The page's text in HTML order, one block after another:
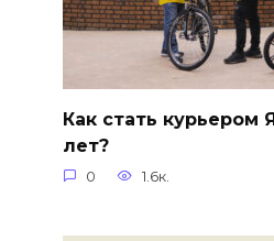
Как стать курьером
лет?
0 1.6к.